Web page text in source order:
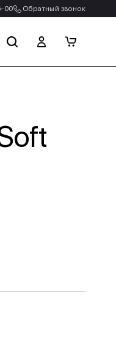
00 Обратный звонок